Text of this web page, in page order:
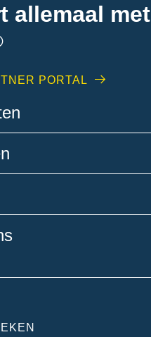
allemaal met
PORTAL